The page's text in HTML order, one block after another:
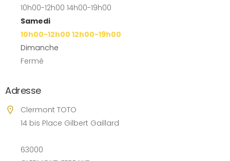
10h00-12h00 14h00-19h00
Samedi
10h00-12h00 12h00-19h00
Dimanche
Fermé
Adresse
Clermont TOTO
14 bis Place Gilbert Gaillard
63000